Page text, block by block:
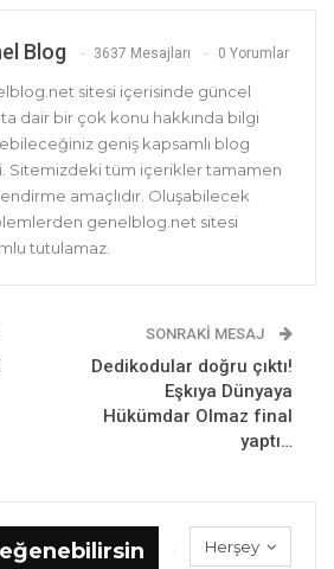
Blog 3637 Mesajları 0 Yorumlar
sitesi içerisinde güncel
dair bir çok konu hakkında bilgi
geniş kapsamlı blog
Sitemizdeki tüm içerikler tamamen
amaçlıdır. Oluşabilecek
genelblog.net sitesi
tutulamaz.
SONRAKI MESAJ
Dedikodular doğru çıktı!
Eşkıya Dünyaya
Hükümdar Olmaz final
yaptı…
Herşey